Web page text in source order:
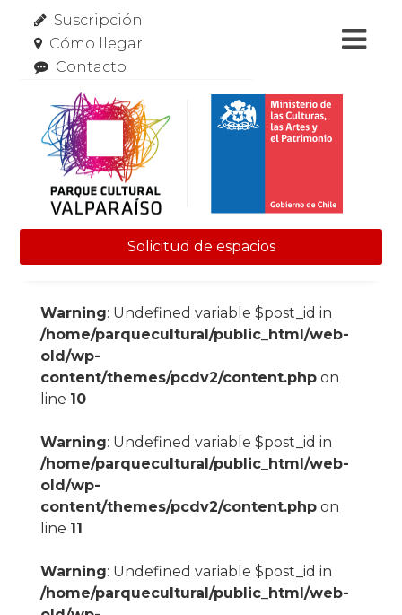
Suscripción
Cómo llegar
Contacto
Solicitud de espacios
Warning: Undefined variable $post_id in
/home/parquecultural/public_html/web-
old/wp-
content/themes/pcdv2/content.phpon
line 10
Warning: Undefined variable $post_id in
/home/parquecultural/public_html/web-
old/wp-
content/themes/pcdv2/content.phpon
line 11
Warning: Undefined variable $post_id in
/home/parquecultural/public_html/web-